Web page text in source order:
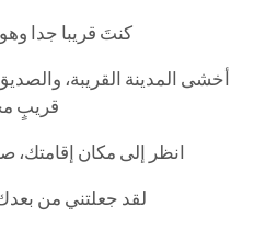
كنتَ قريبا جدا
أخشى المدينة القريبة،
قريبٍ
انظر إلى مكان إقامتك،
لقد جعلتني من بعدك